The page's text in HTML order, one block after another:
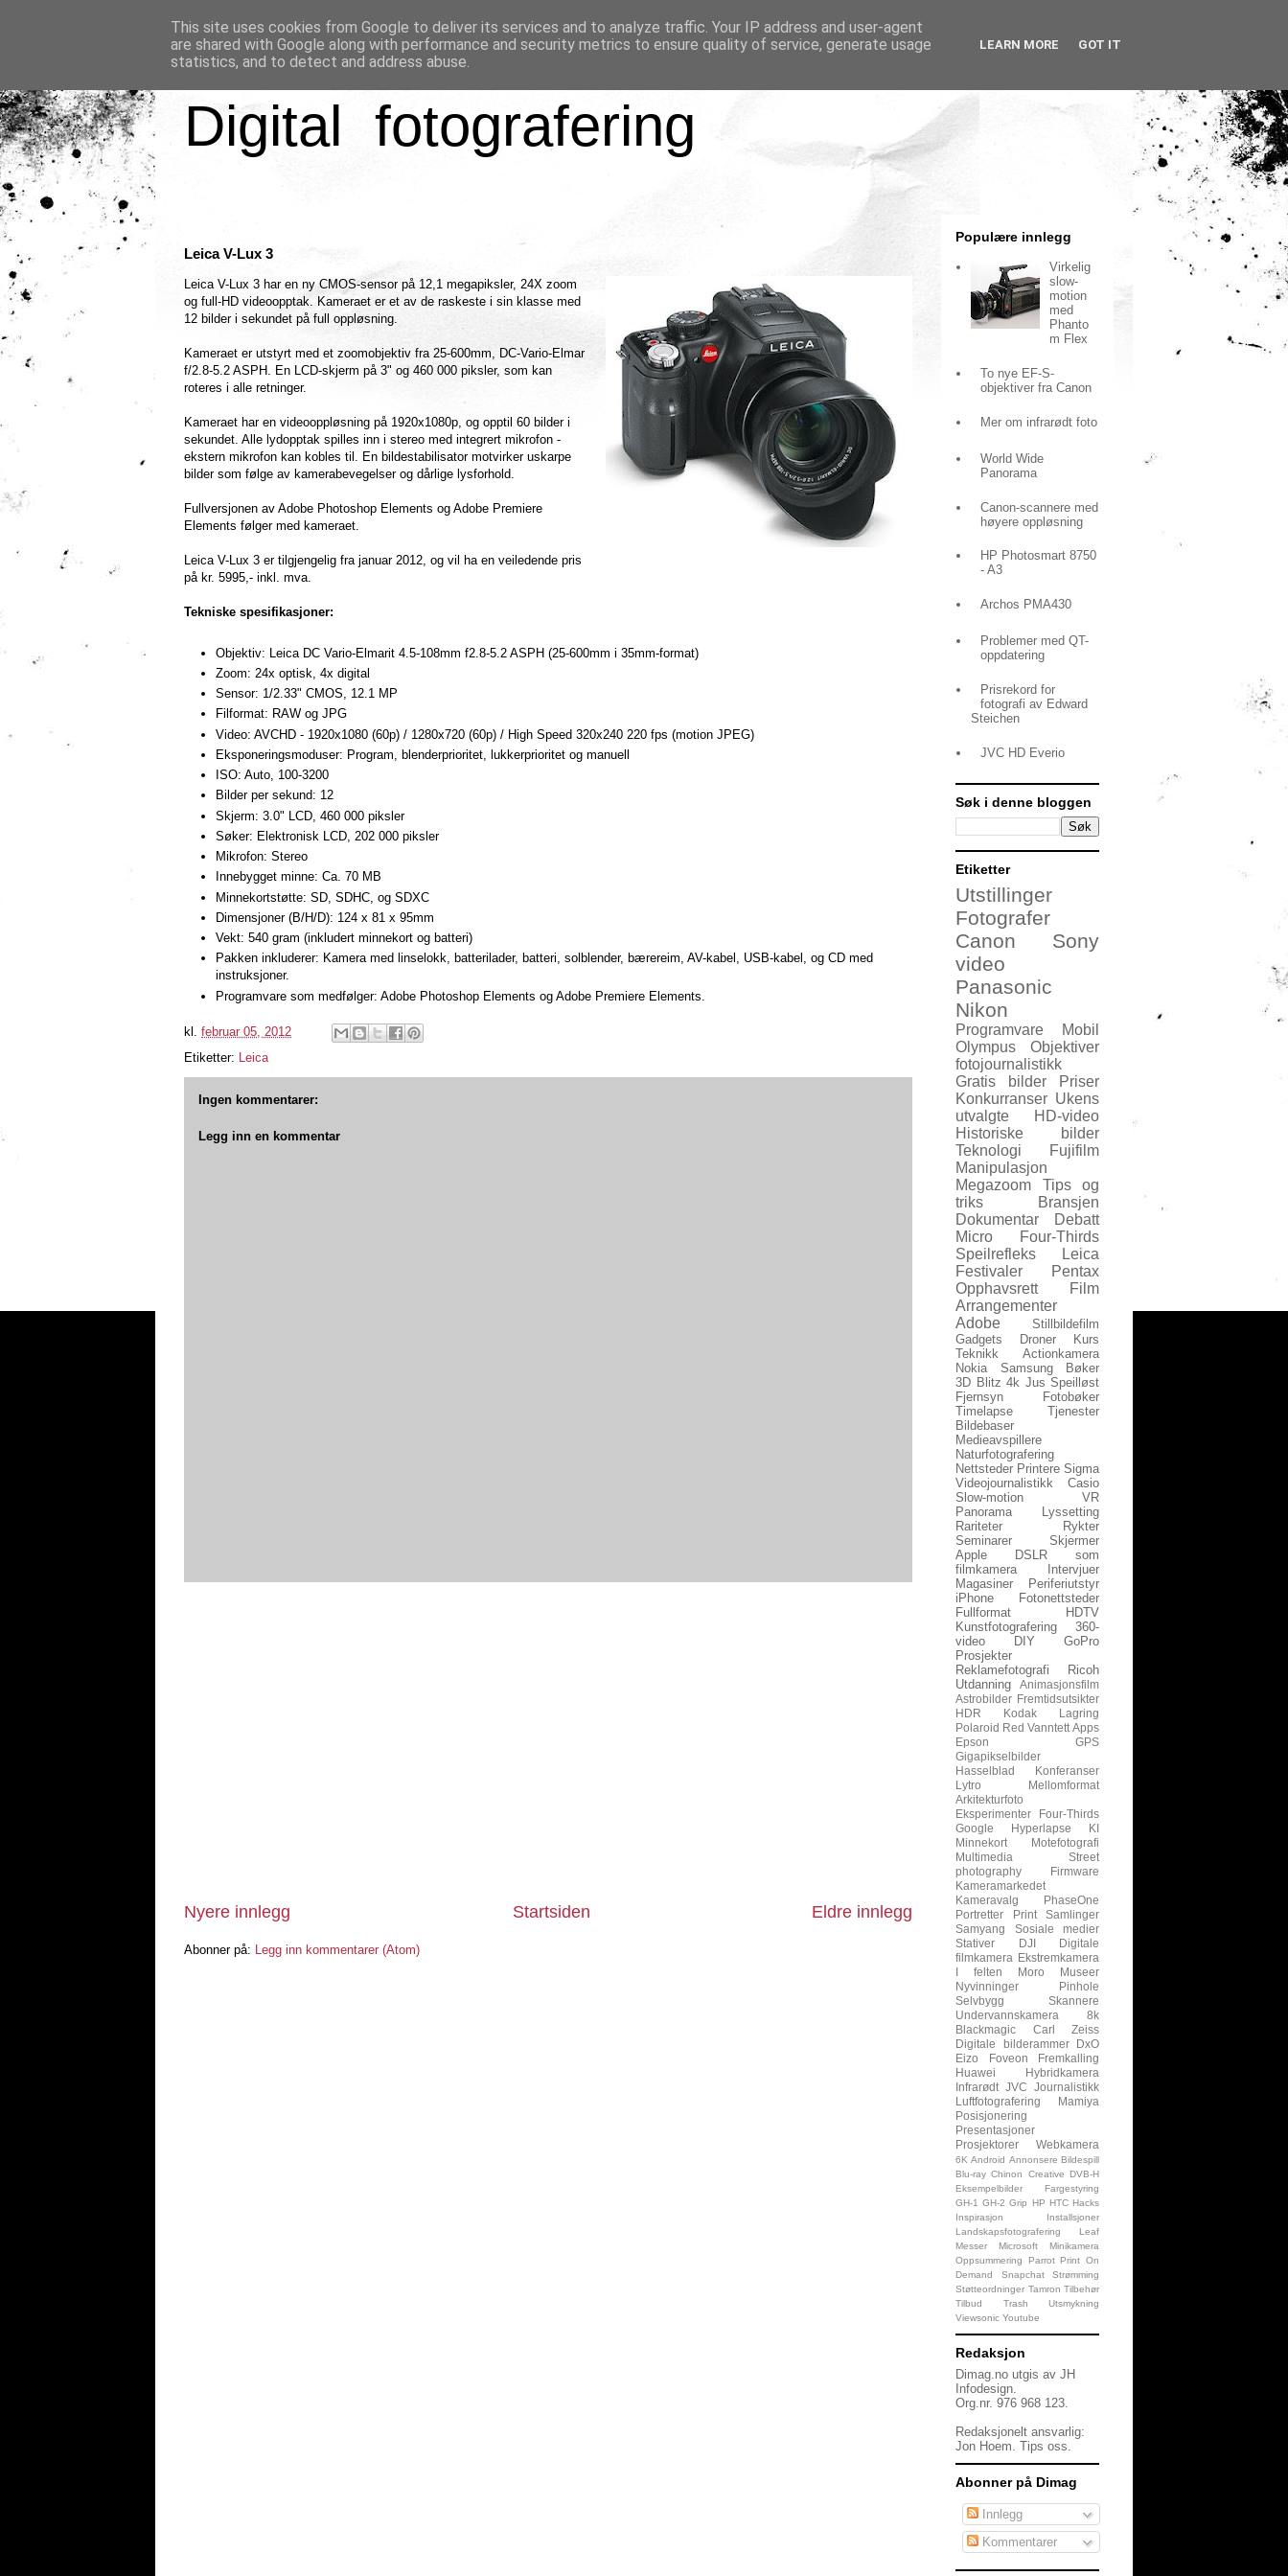
Digital fotografering
Leica V-Lux 3
Leica V-Lux 3 har en ny CMOS-sensor på 12,1 megapiksler, 24X zoom
og full-HD videoopptak. Kameraet er et av de raskeste i sin klasse med
12 bilder i sekundet på full oppløsning.
Kameraet er utstyrt med et zoomobjektiv fra 25-600mm, DC-Vario-Elmar
f/2.8-5.2 ASPH. En LCD-skjerm på 3" og 460 000 piksler, som kan
roteres i alle retninger.
Kameraet har en videooppløsning på 1920x1080p, og opptil 60 bilder i
sekundet. Alle lydopptak spilles inn i stereo med integrert mikrofon -
ekstern mikrofon kan kobles til. En bildestabilisator motvirker uskarpe
bilder som følge av kamerabevegelser og dårlige lysforhold.
Fullversjonen av Adobe Photoshop Elements og Adobe Premiere
Elements følger med kameraet.
Leica V-Lux 3 er tilgjengelig fra januar 2012, og vil ha en veiledende pris
på kr. 5995,- inkl. mva.
Tekniske spesifikasjoner:
Objektiv: Leica DC Vario-Elmarit 4.5-108mm f2.8-5.2 ASPH (25-600mm i 35mm-format)
Zoom: 24x optisk, 4x digital
Sensor: 1/2.33" CMOS, 12.1 MP
Filformat: RAW og JPG
Video: AVCHD - 1920x1080 (60p) / 1280x720 (60p) / High Speed 320x240 220 fps (motion JPEG)
Eksponeringsmoduser: Program, blenderprioritet, lukkerprioritet og manuell
ISO: Auto, 100-3200
Bilder per sekund: 12
Skjerm: 3.0" LCD, 460 000 piksler
Søker: Elektronisk LCD, 202 000 piksler
Mikrofon: Stereo
Innebygget minne: Ca. 70 MB
Minnekortstøtte: SD, SDHC, og SDXC
Dimensjoner (B/H/D): 124 x 81 x 95mm
Vekt: 540 gram (inkludert minnekort og batteri)
Pakken inkluderer: Kamera med linselokk, batterilader, batteri, solblender, bærereim, AV-kabel, USB-kabel, og CD med
instruksjoner.
Programvare som medfølger: Adobe Photoshop Elements og Adobe Premiere Elements.
kl. februar 05, 2012
Etiketter: Leica
Ingen kommentarer:
Legg inn en kommentar
Nyere innlegg Eldre innlegg
Startsiden
Abonner på: Legg inn kommentarer (Atom)
Populære innlegg
Virkelig
slow-
motion
med
Phanto
m Flex
To nye EF-S-
objektiver fra Canon
Mer om infrarødt foto
World Wide
Panorama
Canon-scannere med
høyere oppløsning
HP Photosmart 8750
- A3
Archos PMA430
Problemer med QT-
oppdatering
Prisrekord for
fotografi av Edward
Steichen
JVC HD Everio
Søk i denne bloggen
Etiketter
Utstillinger
Fotografer
Canon
Sony
video
Panasonic
Nikon
Programvare
Mobil
Olympus
Objektiver
fotojournalistikk
Gratis bilder
Priser
Konkurranser Ukens
utvalgte
HD-video
Historiske bilder
Teknologi
Fujifilm
Manipulasjon
Megazoom
Tips og
triks
Bransjen
Dokumentar
Debatt
Micro Four-Thirds
Speilrefleks
Leica
Festivaler
Pentax
Opphavsrett
Film
Arrangementer
Adobe
Stillbildefilm
Gadgets
Droner
Kurs
Teknikk
Actionkamera
Nokia
Samsung
Bøker
3D Blitz 4k Jus Speilløst
Fjernsyn
Fotobøker
Timelapse
Tjenester
Bildebaser
Medieavspillere
Naturfotografering
Nettsteder Printere Sigma
Videojournalistikk
Casio
Slow-motion
VR
Panorama
Lyssetting
Rariteter
Rykter
Seminarer
Skjermer
Apple
DSLR som
filmkamera
Intervjuer
Magasiner
Periferiutstyr
iPhone
Fotonettsteder
Fullformat
HDTV
Kunstfotografering
360-
video
DIY
GoPro
Prosjekter
Reklamefotografi
Ricoh
Utdanning
Animasjonsfilm
Astrobilder Fremtidsutsikter
HDR
Kodak
Lagring
Polaroid Red Vanntett Apps
Epson
GPS
Gigapikselbilder
Hasselblad
Konferanser
Lytro
Mellomformat
Arkitekturfoto
Eksperimenter
Four-Thirds
Google
Hyperlapse
KI
Minnekort
Motefotografi
Multimedia
Street
photography
Firmware
Kameramarkedet
Kameravalg
PhaseOne
Portretter
Print
Samlinger
Samyang
Sosiale medier
Stativer
DJI
Digitale
filmkamera Ekstremkamera
I felten
Moro
Museer
Nyvinninger
Pinhole
Selvbygg
Skannere
Undervannskamera
8k
Blackmagic
Carl Zeiss
Digitale bilderammer
DxO
Eizo
Foveon
Fremkalling
Huawei
Hybridkamera
Infrarødt JVC
Journalistikk
Luftfotografering
Mamiya
Posisjonering
Presentasjoner
Prosjektorer
Webkamera
6K Android Annonsere Bildespill
Blu-ray Chinon Creative
DVB-H
Eksempelbilder
Fargestyring
GH-1 GH-2 Grip HP HTC Hacks
Inspirasjon
Installsjoner
Landskapsfotografering
Leaf
Messer
Microsoft
Minikamera
Oppsummering
Parrot Print On
Demand
Snapchat
Strømming
Støtteordninger Tamron Tilbehør
Tilbud
Trash
Utsmykning
Viewsonic Youtube
Redaksjon
Dimag.no utgis av JH
Infodesign.
Org.nr. 976 968 123.
Redaksjonelt ansvarlig:
Jon Hoem. Tips oss.
Abonner på Dimag
Innlegg
Kommentarer
This site uses cookies from Google to deliver its services and to analyze traffic. Your IP address and user-agent
are shared with Google along with performance and security metrics to ensure quality of service, generate usage
statistics, and to detect and address abuse.
LEARN MORE GOT IT